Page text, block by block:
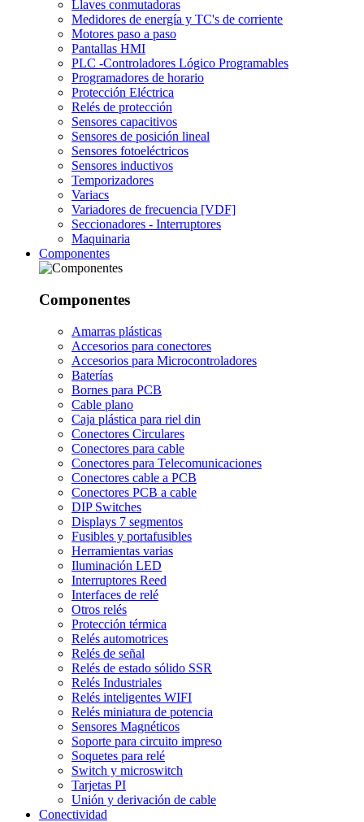
Llaves conmutadoras
Medidores de energía y TC's de corriente
Motores paso a paso
Pantallas HMI
PLC -Controladores Lógico Programables
Programadores de horario
Protección Eléctrica
Relés de protección
Sensores capacitivos
Sensores de posición lineal
Sensores fotoeléctricos
Sensores inductivos
Temporizadores
Variacs
Variadores de frecuencia [VDF]
Seccionadores - Interruptores
Maquinaria
Componentes
Componentes
Amarras plásticas
Accesorios para conectores
Accesorios para Microcontroladores
Baterías
Bornes para PCB
Cable plano
Caja plástica para riel din
Conectores Circulares
Conectores para cable
Conectores para Telecomunicaciones
Conectores cable a PCB
Conectores PCB a cable
DIP Switches
Displays 7 segmentos
Fusibles y portafusibles
Herramientas varias
Iluminación LED
Interruptores Reed
Interfaces de relé
Otros relés
Protección térmica
Relés automotrices
Relés de señal
Relés de estado sólido SSR
Relés Industriales
Relés inteligentes WIFI
Relés miniatura de potencia
Sensores Magnéticos
Soporte para circuito impreso
Soquetes para relé
Switch y microswitch
Tarjetas PI
Unión y derivación de cable
Conectividad